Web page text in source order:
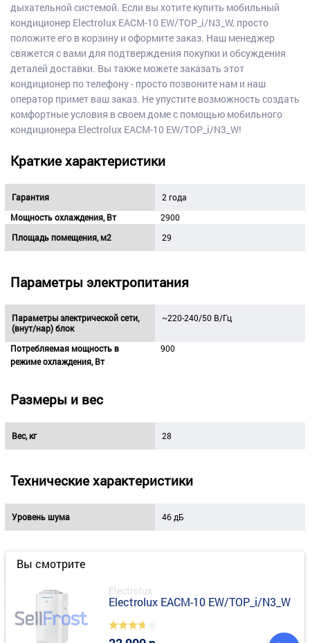
дыхательной системой. Если вы хотите купить мобильный
кондиционер Electrolux EACM-10 EW/TOP_i/N3_W, просто
положите его в корзину и оформите заказ. Наш менеджер
свяжется с вами для подтверждения покупки и обсуждения
деталей доставки. Вы также можете заказать этот
кондиционер по телефону - просто позвоните нам и наш
оператор примет ваш заказ. Не упустите возможность создать
комфортные условия в своем доме с помощью мобильного
кондиционера Electrolux EACM-10 EW/TOP_i/N3_W!
Краткие характеристики
Гарантия
2 года
Мощность охлаждения, Вт
2900
Площадь помещения, м2
29
Параметры электропитания
Параметры электрической сети,
(внут/нар) блок
~220-240/50 В/Гц
Потребляемая мощность в
режиме охлаждения, Вт
900
Размеры и вес
Вес, кг 28
Технические характеристики
Уровень шума 46 дБ
Вы смотрите
Electrolux
Electrolux EACM-10 EW/TOP_i/N3_W